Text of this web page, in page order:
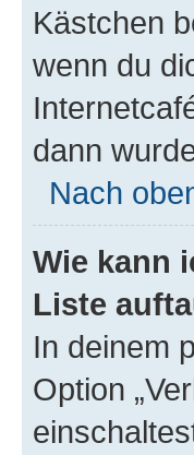
Kästchen
wenn du
dann
Nach
Wie kann
Liste
In deinem
Option